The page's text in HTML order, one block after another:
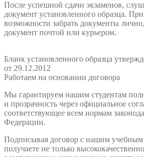
После успешной сдачи экзаменов,
документ установленного образца.
возможности забрать документы
документ почтой или курьером.
Бланк установленного образца
от 29.12.2012
Работаем на основании договора
Мы гарантируем нашим студентам
и прозрачность через официальное
соответствующее всем нормам
Федерации.
Подписывая договор с нашим
получаете не только